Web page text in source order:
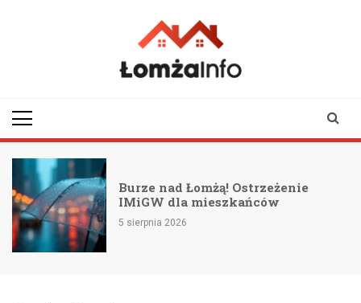
Burze nad Łomżą! Ostrzeżenie
IMiGW dla mieszkańców
5 sierpnia 2026